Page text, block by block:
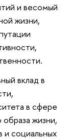
и весомый
жизни,
вклад в
в сфере
образа жизни,
и социальных